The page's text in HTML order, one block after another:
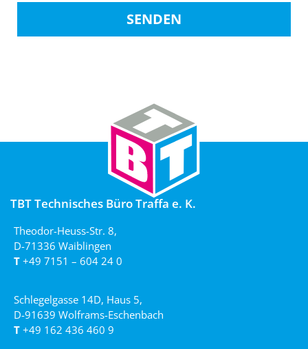
SENDEN
TBT Technisches Büro Traffa e. K.
Theodor-Heuss-Str. 8,
D-71336 Waiblingen
T +49 7151 – 604 24 0
Schlegelgasse 14D, Haus 5,
D-91639 Wolframs-Eschenbach
T +49 162 436 460 9